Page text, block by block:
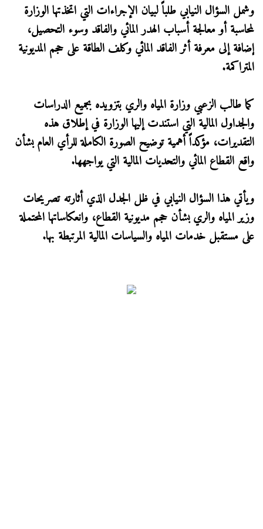
وشمل السؤال النيابي طلباً لبيان الإجراءات التي اتخذتها الوزارة
لمحاسبة أو معالجة أسباب الهدر المائي والفاقد وسوء التحصيل،
إضافة إلى معرفة أثر الفاقد المائي وكلف الطاقة على حجم المديونية
المتراكمة.
كما طالب الزعبي وزارة المياه والري بتزويده بجميع الدراسات
والجداول المالية التي استندت إليها الوزارة في إطلاق هذه
التقديرات، مؤكداً أهمية توضيح الصورة الكاملة للرأي العام بشأن
واقع القطاع المائي والتحديات المالية التي يواجهها.
ويأتي هذا السؤال النيابي في ظل الجدل الذي أثارته تصريحات
وزير المياه والري بشأن حجم مديونية القطاع، وانعكاساتها المحتملة
على مستقبل خدمات المياه والسياسات المالية المرتبطة بها.